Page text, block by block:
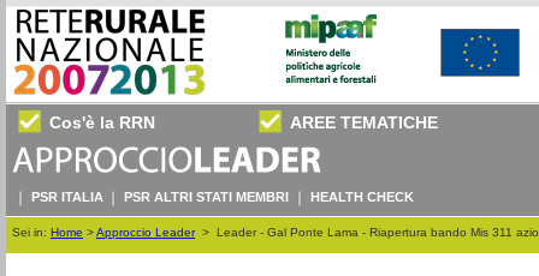
Cos'è la RRN AREE TEMATICHE
PSR ITALIA PSR ALTRI STATI MEMBRI HEALTH CHECK
Sei in: Home >Approccio Leader> Leader - Gal Ponte Lama - Riapertura bando Mis 311